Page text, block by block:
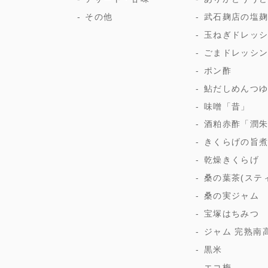
その他
武石麹店の塩麹
玉ねぎドレッ
ごまドレッシ
ポン酢
鮎だしめんつゆ
味噌「昔」
酒粕赤酢「潤朱
きくらげの旨煮
乾燥きくらげ
桑の葉茶(ステ
桑の実ジャム
宝塚はちみつ
ジャム 完熟南
黒米